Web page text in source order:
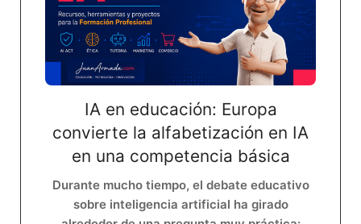
IA en educación: Europa
convierte la alfabetización en IA
en una competencia básica
Durante mucho tiempo, el debate educativo
sobre inteligencia artificial ha girado